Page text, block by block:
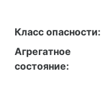
Класс опасности:
Агрегатное
состояние: